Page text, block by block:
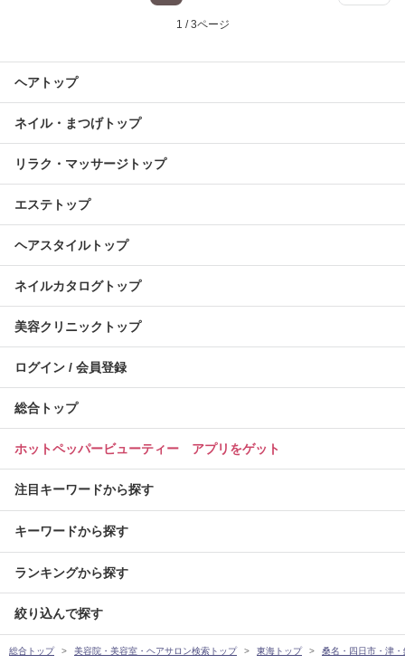
1 / 3ページ
ヘアトップ
ネイル・まつげトップ
リラク・マッサージトップ
エステトップ
ヘアスタイルトップ
ネイルカタログトップ
美容クリニックトップ
ログイン / 会員登録
総合トップ
ホットペッパービューティー アプリをゲット
注目キーワードから探す
キーワードから探す
ランキングから探す
絞り込んで探す
総合トップ 美容院・美容室・ヘアサロン検索トップ 東海トップ 桑名・四日市・津